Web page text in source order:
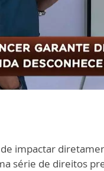
impactar
série de direitos